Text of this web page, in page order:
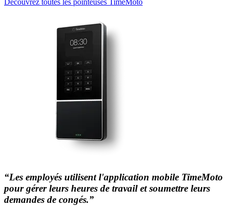
Découvrez toutes les pointeuses TimeMoto
“Les employés utilisent l'application mobile TimeMoto
pour gérer leurs heures de travail et soumettre leurs
demandes de congés.”